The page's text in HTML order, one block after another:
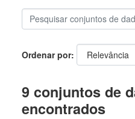
Ordenar por
9 conjuntos de
encontrados